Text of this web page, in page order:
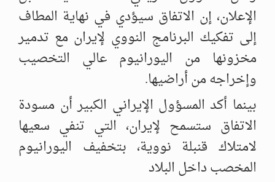
الإعلان، إن الاتفاق سيؤدي في نهاية المطاف
إلى تفكيك البرنامج النووي لإيران مع تدمير
مخزونها من اليورانيوم عالي التخصيب
وإخراجه من أراضيها.
بينما أكد المسؤول الإيراني الكبير أن مسودة
الاتفاق ستسمح لإيران، التي تنفي سعيها
لامتلاك قنبلة نووية، بتخفيف اليورانيوم
المخصب داخل البلاد